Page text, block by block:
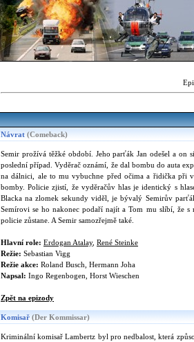
Návrat (Comeback)
Semir prožívá těžké období. Jeho parťák Jan odešel a on
poslední případ. Vyděrač oznámí, že dal bombu do auta
na dálnici, ale to mu vybuchne před očima a řidička při
bomby. Policie zjistí, že vyděračův hlas je identický s
Blacka na zlomek sekundy viděl, je bývalý Semirův
Semírovi se ho nakonec podaří najít a Tom mu slíbí, že
policie zůstane. A Semir samozřejmě také.
Hlavní role: Erdogan Atalay, René Steinke
Režie: Sebastian Vigg
Režie akce: Roland Busch, Hermann Joha
Napsal: Ingo Regenbogen, Horst Wieschen
Zpět na epizody
Komisař (Der Kommissar)
Kriminální komisař Lambertz byl pro nedbalost, která